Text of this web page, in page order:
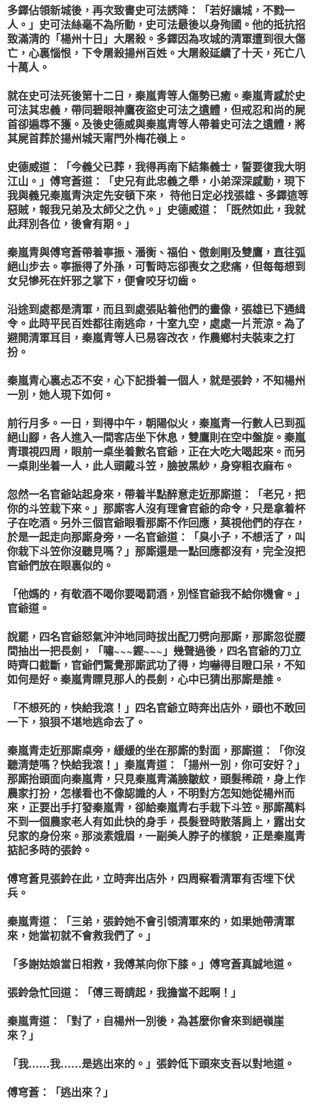
多鐸佔領新城後，再次致書史可法誘降：「若好讓城，不戮一
人。」 史可法絲毫不為所動， 史可法最後以身殉國。他的抵抗招
致滿清的「楊州十日」大屠殺。 多鐸因為攻城的清軍遭到很大傷
亡，心裏惱恨，下令屠殺揚州百姓。大屠殺延續了十天，死亡八
十萬人。
就在史可法死後第十二日， 秦嵐青等人傷勢已癒。秦嵐青感於史
可法其忠義，帶同碧眼神鷹夜盜史可法之遺體，但戒忍和尚的屍
首卻遍尋不獲。及後史德威與秦嵐青等人帶着史可法之遺體，將
其屍首葬於揚州城天甯門外梅花嶺上。
史德威道：「今義父已葬，我得再南下結集義士，誓要復我大明
江山。」 傅穹蒼道：「史兄有此忠義之舉，小弟深深感動，現下
我與義兄秦嵐青決定先安頓下來， 待他日定必找張雄 、 多鐸這等
惡賊，報我兄弟及太師父之仇。」 史德威道：「既然如此，我就
此拜別各位，後會有期。」
秦嵐青與傅穹蒼帶着寧振 、潘衡、福伯 、傲劍剛及雙鷹 ，直往弧
絕山步去。 寧振得了外孫，可暫時忘卻喪女之悲痛，但每每想到
女兒慘死在奸邪之掌下，便會咬牙切齒。
沿途到處都是清軍，而且到處張貼着他們的畫像， 張雄已下通緝
令。此時平民百姓都往南逃命，十室九空，處處一片荒涼。為了
避開清軍耳目， 秦嵐青等人已易容改衣，作農鄉村夫裝束之打
扮。
秦嵐青心裏忐忑不安，心下記掛着一個人，就是張鈴，不知楊州
一別，她人現下如何。
前行月多。一日，到得中午，朝陽似火， 秦嵐青一行數人已到孤
絕山腳，各人進入一間客店坐下休息，雙鷹則在空中盤旋。秦嵐
青環視四周，眼前一桌坐着數名官爺，正在大吃大喝起來。而另
一桌則坐着一人，此人頭戴斗笠，臉披黑紗，身穿粗衣麻布。
忽然一名官爺站起身來，帶着半點醉意走近那廝道：「老兄，把
你的斗笠栽下來。」那廝客人沒有理會官爺的命令，只是拿着杯
子在吃酒。另外三個官爺眼看那廝不作回應，莫視他們的存在，
於是一起走向那廝身旁，一名官爺道：「臭小子，不想活了，叫
你栽下斗笠你沒聽見嗎？」那廝還是一點回應都沒有，完全沒把
官爺們放在眼裏似的。
「他媽的，有敬酒不喝你要喝罰酒，別怪官爺我不給你機會。」
官爺道。
說罷，四名官爺怒氣沖沖地同時拔出配刀劈向那廝，那廝忽從腰
間抽出一把長劍，「嘯~~~鏗~~~」幾聲過後，四名官爺的刀立
時齊口截斷，官爺們驚覺那廝武功了得，均嚇得目瞪口呆，不知
如何是好。秦嵐青瞟見那人的長劍，心中已猜出那廝是誰。
「不想死的，快給我滾！」四名官爺立時奔出店外，頭也不敢回
一下，狼狽不堪地逃命去了。
秦嵐青走近那廝桌旁，緩緩的坐在那廝的對面，那廝道：「你沒
聽清楚嗎？快給我滾！」 秦嵐青道：「揚州一別，你可安好？」
那廝抬頭面向秦嵐青 ，只見秦嵐青滿臉皺紋，頭髮稀疏，身上作
農家打扮，怎樣看也不像認識的人，不明對方怎知她從楊州而
來，正要出手打發秦嵐青 ，卻給秦嵐青右手栽下斗笠。那廝萬料
不到一個農家老人有如此快的身手，長髮登時散落肩上，露出女
兒家的身份來。那淡素娥眉，一副美人脖子的樣貌，正是秦嵐青
掂記多時的張鈴。
傅穹蒼見張鈴在此，立時奔出店外，四周察看清軍有否埋下伏
兵。
秦嵐青道：「三弟， 張鈴她不會引領清軍來的，如果她帶清軍
來，她當初就不會救我們了。」
「多謝姑娘當日相救，我傅某向你下膝。」 傅穹蒼真誠地道。
張鈴急忙回道：「傅三哥請起，我擔當不起啊！」
秦嵐青道：「對了，自楊州一別後，為甚麼你會來到絕嶺崖
來？」
「我……我……是逃出來的。」 張鈴低下頭來支吾以對地道。
傅穹蒼：「逃出來？」